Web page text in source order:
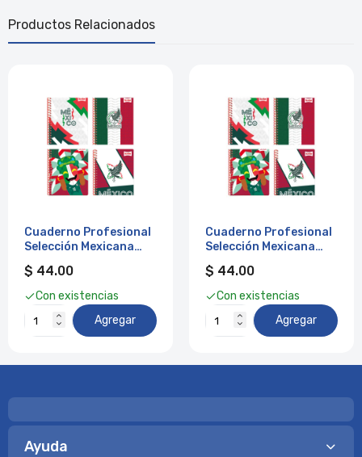
Productos Relacionados
Cuaderno Profesional
Selección Mexicana
Hojas SCRIBE
$ 44.00
Con existencias
Agregar
Cuaderno Profesional
Selección Mexicana
Hojas SCRIBE
$ 44.00
Con existencias
Agregar
Ayuda